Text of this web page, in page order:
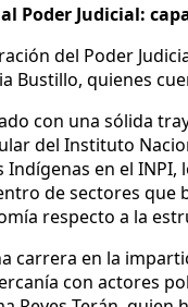
Poder Judicial:
del Poder
Bustillo, quienes
con una sólida
del Instituto
en el
de sectores
respecto a la
carrera en la
con actores